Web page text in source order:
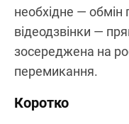
необхідне —
відеодзвінки —
зосереджена на
перемикання.
Коротко